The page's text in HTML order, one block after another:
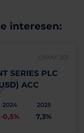
interesen:
CNMV: 301
SERIES PLC
ACC
2024
-0,5%
2025
7,3%